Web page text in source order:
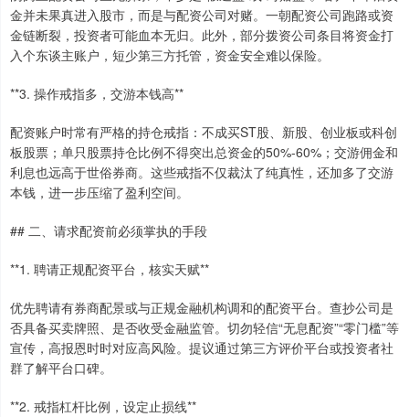
金并未果真进入股市，而是与配资公司对赌。一朝配资公司跑路或资
金链断裂，投资者可能血本无归。此外，部分拨资公司条目将资金打
入个东谈主账户，短少第三方托管，资金安全难以保险。
**3. 操作戒指多，交游本钱高**
配资账户时常有严格的持仓戒指：不成买ST股、新股、创业板或科创
板股票；单只股票持仓比例不得突出总资金的50%-60%；交游佣金和
利息也远高于世俗券商。这些戒指不仅裁汰了纯真性，还加多了交游
本钱，进一步压缩了盈利空间。
## 二、请求配资前必须掌执的手段
**1. 聘请正规配资平台，核实天赋**
优先聘请有券商配景或与正规金融机构调和的配资平台。查抄公司是
否具备买卖牌照、是否收受金融监管。切勿轻信“无息配资”“零门槛”等
宣传，高报恩时时对应高风险。提议通过第三方评价平台或投资者社
群了解平台口碑。
**2. 戒指杠杆比例，设定止损线**